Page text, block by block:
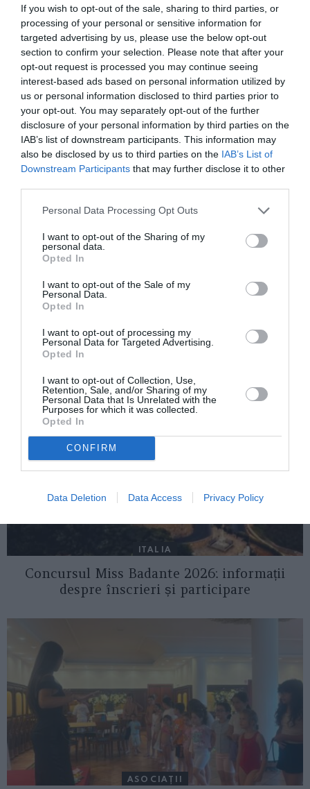
If you wish to opt-out of the sale, sharing to third parties, or
processing of your personal or sensitive information for
targeted advertising by us, please use the below opt-out
section to confirm your selection. Please note that after your
opt-out request is processed you may continue seeing
interest-based ads based on personal information utilized by
us or personal information disclosed to third parties prior to
your opt-out. You may separately opt-out of the further
disclosure of your personal information by third parties on the
IAB’s list of downstream participants. This information may
also be disclosed by us to third parties on the IAB’s List of
Downstream Participants that may further disclose it to other
Personal Data Processing Opt Outs
I want to opt-out of the Sharing of my
personal data.
Opted In
I want to opt-out of the Sale of my
Personal Data.
Opted In
I want to opt-out of processing my
Personal Data for Targeted Advertising.
Opted In
I want to opt-out of Collection, Use,
Retention, Sale, and/or Sharing of my
Personal Data that Is Unrelated with the
Purposes for which it was collected.
Opted In
CONFIRM
Data Deletion Data Access Privacy Policy
Ipoteză-şoc în cazul româncei ucise lângă
Milano: filmată în timp ce murea
Următorul articol
Canicattì:”Am fost cel mai controversat din
cei peste 400 de candidaţi”
AȚI PUTEA DORI DE
ITALIA
Concursul Miss Badante 2026: informații
despre înscrieri și participare
ASOCIAŢII